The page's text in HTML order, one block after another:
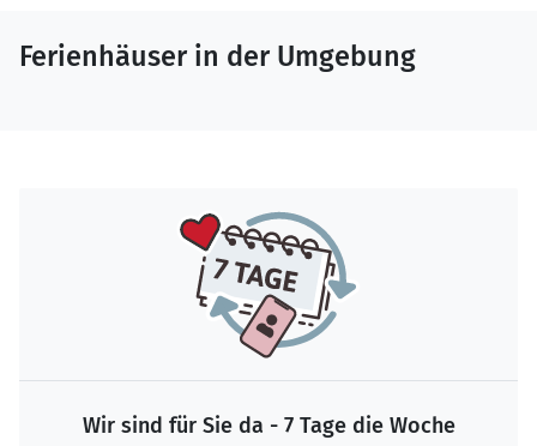
Ferienhäuser in der Umgebung
Wir sind für Sie da - 7 Tage die Woche